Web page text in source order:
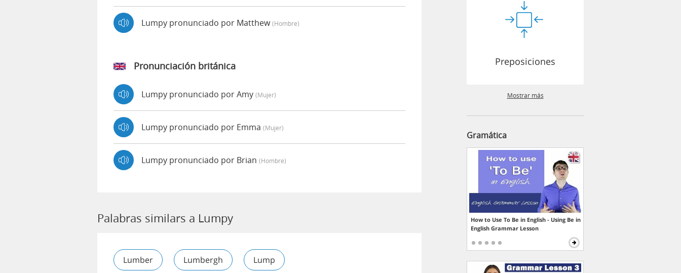
Lumpy pronunciado por Matthew(hombre)
Pronunciación británica
Lumpy pronunciado por Amy (mujer)
Lumpy pronunciado por Emma (mujer)
Lumpy pronunciado por Brian (hombre)
Palabras similars a Lumpy
Lumber Lumbergh Lump
Preposiciones
Mostrar más
Gramática
How to Use To Be in English - Using Be in
English Grammar Lesson